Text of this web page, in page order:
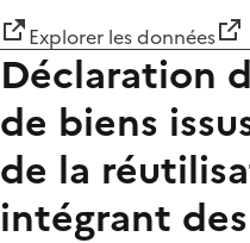
Explorer les données
Déclaration
de biens
de la
intégrant